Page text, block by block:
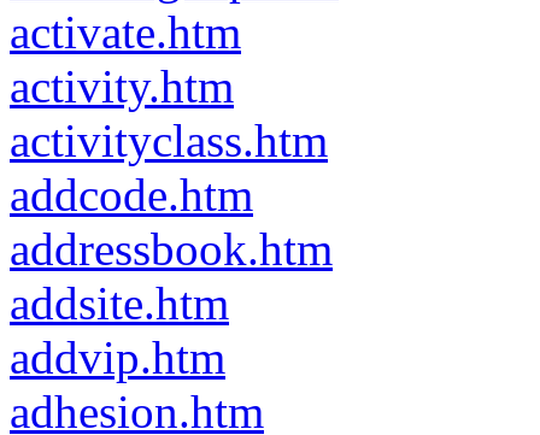
activate.htm
activity.htm
activityclass.htm
addcode.htm
addressbook.htm
addsite.htm
addvip.htm
adhesion.htm